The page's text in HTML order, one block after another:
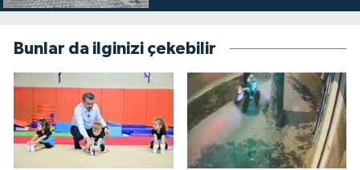
Bunlar da ilginizi çekebilir